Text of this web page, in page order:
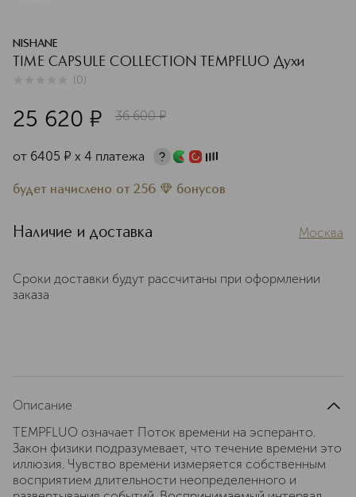
NISHANE
TIME CAPSULE COLLECTION TEMPFLUO Духи
(0)
25 620 ¤ 36 600 ¤
от 6405 ¤ х 4 платежа
будет начислено от 256 бонусов
Наличие и доставка Москва
Сроки доставки будут рассчитаны при оформлении
заказа
Описание
TEMPFLUO означает Поток времени на эсперанто.
Закон физики подразумевает, что течение времени это
иллюзия. Чувство времени измеряется собственным
восприятием длительности неопределенного и